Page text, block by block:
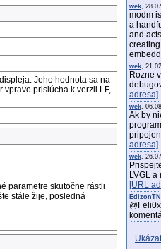
Jeho hodnota sa na
vpravo prislúcha k verzii LF,
parametre skutočne rástli
stále žije, posledná
wek,
modm
a
and
wek,
Rozne
adresa]
wek,
Ak by
adresa]
wek,
LVGL
[URL
EdizonTN